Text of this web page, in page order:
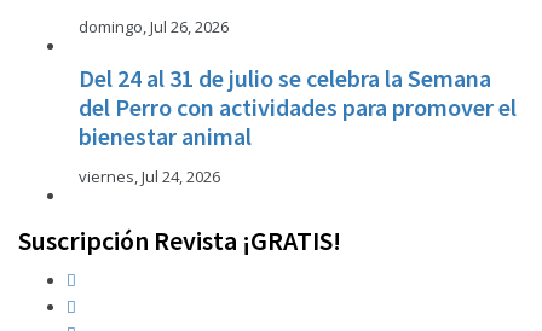
domingo, Jul 26, 2026
Del 24 al 31 de julio se celebra la Semana
del Perro con actividades para promover el
bienestar animal
viernes, Jul 24, 2026
Suscripción Revista ¡GRATIS!